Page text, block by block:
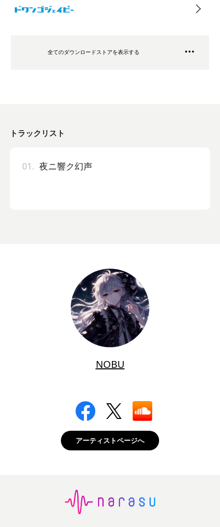
全てのダウンロードストアを表示する
トラックリスト
01. 夜ニ響ク幻声
NOBU
アーティストページへ